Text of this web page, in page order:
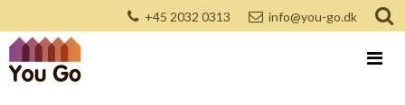
+45 2032 0313 info@you-go.dk